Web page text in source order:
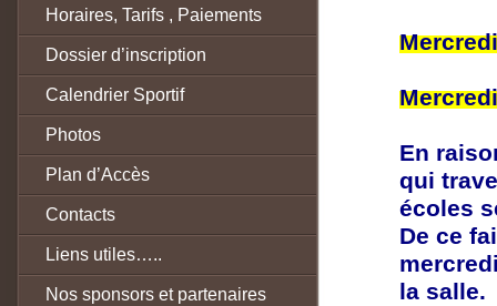
Horaires, Tarifs , Paiements
Dossier d’inscription
Calendrier Sportif
Photos
Plan d’Accès
Contacts
Liens utiles…..
Nos sponsors et partenaires
En
qui
écoles
De ce
la salle.